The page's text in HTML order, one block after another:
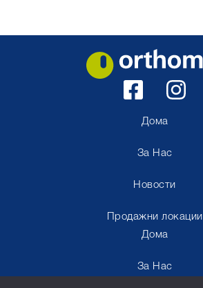
Дома
За Нас
Новости
Продажни локации
Дома
За Нас